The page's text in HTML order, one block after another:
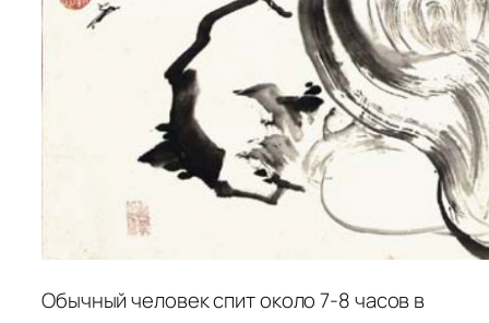
Обычный человек спит около 7-8 часов в